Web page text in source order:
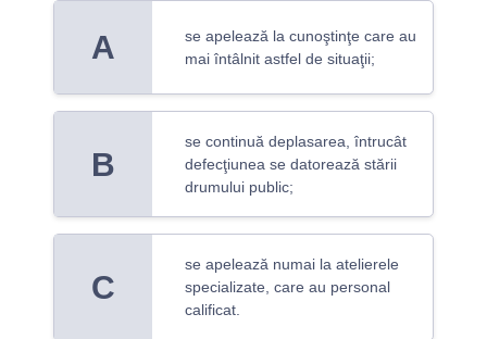
A
se apelează la cunoştinţe care au
mai întâlnit astfel de situaţii;
B
se continuă deplasarea, întrucât
defecţiunea se datorează stării
drumului public;
C
se apelează numai la atelierele
specializate, care au personal
calificat.